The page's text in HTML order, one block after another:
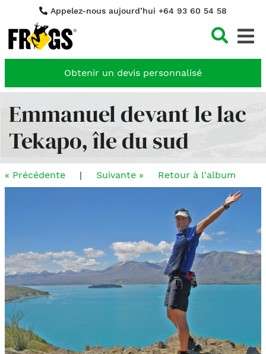
Appelez-nous aujourd’hui +64 93 60 54 58
Obtenir un devis personnalisé
Emmanuel devant le lac
Tekapo, île du sud
« Précédente | Suivante » Retour à l'album